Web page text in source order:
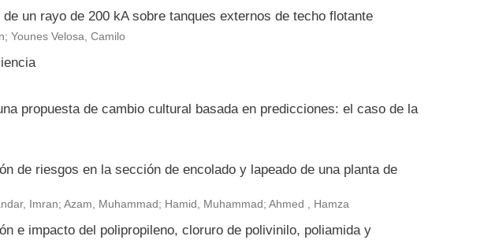
un rayo de 200 kA sobre tanques externos de techo flotante
Younes Velosa, Camilo
propuesta de cambio cultural basada en predicciones: el caso de la
de riesgos en la sección de encolado y lapeado de una planta de
Imran; Azam, Muhammad; Hamid, Muhammad; Ahmed , Hamza
e impacto del polipropileno, cloruro de polivinilo, poliamida y